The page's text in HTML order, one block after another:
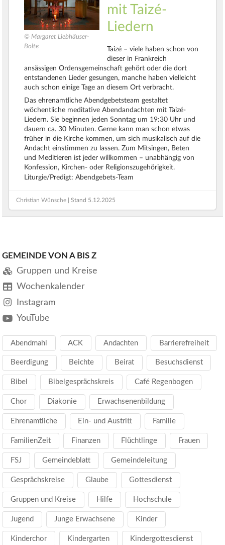
© Margaret Liebhäuser-
Bolte
mit Taizé-
Liedern
Taizé – viele haben schon von
dieser in Frankreich
ansässigen Ordensgemeinschaft gehört oder die dort
entstandenen Lieder gesungen, manche haben vielleicht
auch schon einige Tage an diesem Ort verbracht.
Das ehrenamtliche Abendgebetsteam gestaltet
wöchentliche meditative Abendandachten mit Taizé-
Liedern. Sie beginnen jeden Sonntag um 19:30 Uhr und
dauern ca. 30 Minuten. Gerne kann man schon etwas
früher in die Kirche kommen, um sich musikalisch auf die
Andacht einstimmen zu lassen. Zum Mitsingen, Beten
und Meditieren ist jeder willkommen – unabhängig von
Konfession, Kirchen- oder Religionszugehörigkeit.
Liturgie/Predigt: Abendgebets-Team
Christian Wünsche | Stand 5.12.2025
GEMEINDE VON A BIS Z
Gruppen und Kreise
Wochenkalender
Instagram
YouTube
Abendmahl ACK Andachten Barrierefreiheit
Beerdigung Beichte Beirat Besuchsdienst
Bibel Bibelgesprächskreis Café Regenbogen
Chor Diakonie Erwachsenenbildung
Ehrenamtliche Ein- und Austritt Familie
FamilienZeit Finanzen Flüchtlinge Frauen
FSJ Gemeindeblatt Gemeindeleitung
Gesprächskreise Glaube Gottesdienst
Gruppen und Kreise Hilfe Hochschule
Jugend Junge Erwachsene Kinder
Kinderchor Kindergarten Kindergottesdienst